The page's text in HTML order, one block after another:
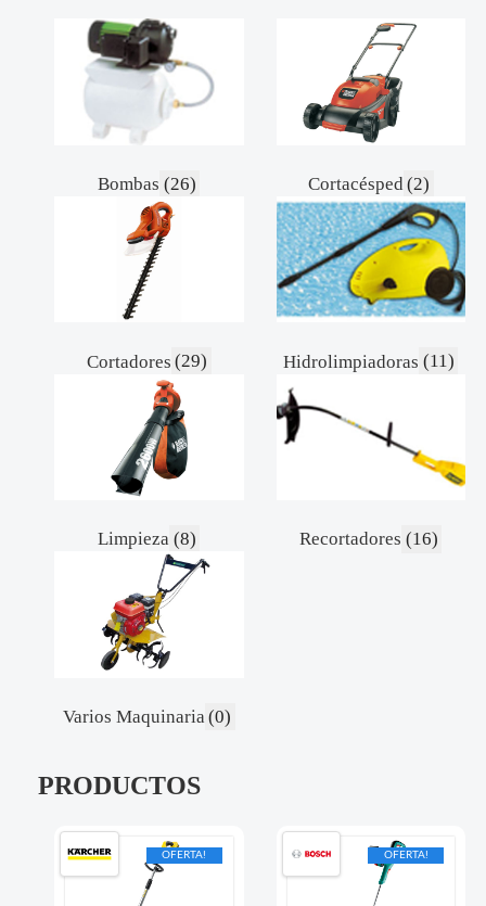
Bombas (26) Cortacésped (2)
Cortadores (29) Hidrolimpiadoras (11)
Limpieza (8) Recortadores (16)
Varios Maquinaria(0)
PRODUCTOS
OFERTA! OFERTA!